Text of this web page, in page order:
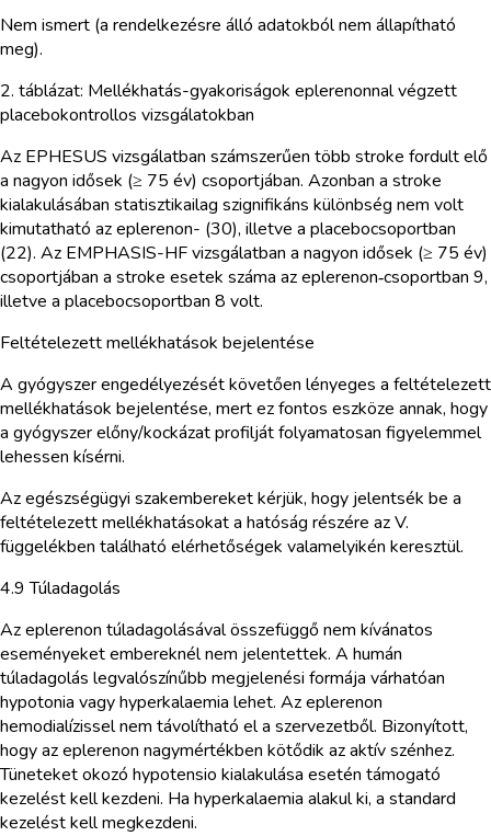
Nem ismert (a rendelkezésre álló adatokból nem állapítható
meg).
2. táblázat: Mellékhatás-gyakoriságok eplerenonnal végzett
placebokontrollos vizsgálatokban
Az EPHESUS vizsgálatban számszerűen több stroke fordult elő
a nagyon idősek (≥ 75 év) csoportjában. Azonban a stroke
kialakulásában statisztikailag szignifikáns különbség nem volt
kimutatható az eplerenon- (30), illetve a placebocsoportban
(22). Az EMPHASIS-HF vizsgálatban a nagyon idősek (≥ 75 év)
csoportjában a stroke esetek száma az eplerenon‑csoportban 9,
illetve a placebocsoportban 8 volt.
Feltételezett mellékhatások bejelentése
A gyógyszer engedélyezését követően lényeges a feltételezett
mellékhatások bejelentése, mert ez fontos eszköze annak, hogy
a gyógyszer előny/kockázat profilját folyamatosan figyelemmel
lehessen kísérni.
Az egészségügyi szakembereket kérjük, hogy jelentsék be a
feltételezett mellékhatásokat a hatóság részére az V.
függelékben található elérhetőségek valamelyikén keresztül.
4.9 Túladagolás
Az eplerenon túladagolásával összefüggő nem kívánatos
eseményeket embereknél nem jelentettek. A humán
túladagolás legvalószínűbb megjelenési formája várhatóan
hypotonia vagy hyperkalaemia lehet. Az eplerenon
hemodialízissel nem távolítható el a szervezetből. Bizonyított,
hogy az eplerenon nagymértékben kötődik az aktív szénhez.
Tüneteket okozó hypotensio kialakulása esetén támogató
kezelést kell kezdeni. Ha hyperkalaemia alakul ki, a standard
kezelést kell megkezdeni.